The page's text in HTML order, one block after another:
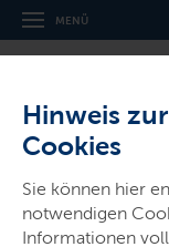
Hinweis
Cookies
Sie können hier
notwendigen
Informationen
MENÜ
Ministerien &